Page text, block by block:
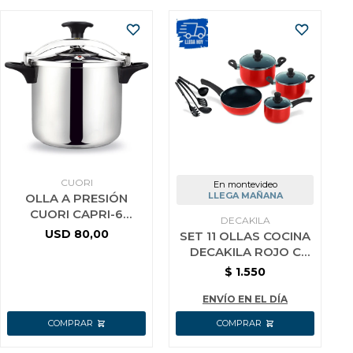
CUORI
OLLA A PRESIÓN
CUORI CAPRI-6
ACERO INOX
USD 80,00
En montevideo
LLEGA MAÑANA
DECAKILA
SET 11 OLLAS COCINA
DECAKILA ROJO C
UTENSILIOS
$ 1.550
ENVÍO EN EL DÍA